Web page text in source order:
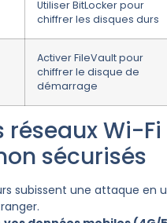
Utiliser BitLocker pour
chiffrer les disques durs
Activer FileVault pour
chiffrer le disque de
démarrage
réseaux Wi-Fi
sécurisés
subissent une attaque en